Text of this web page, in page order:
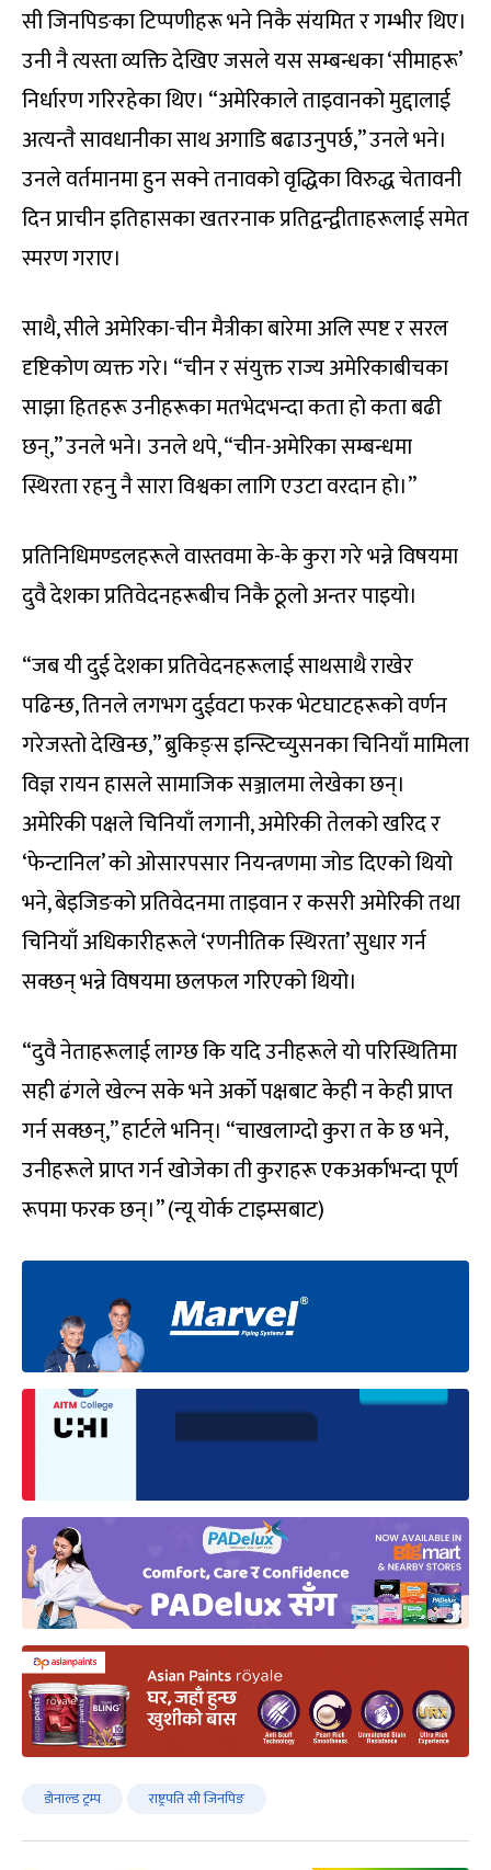
सी जिनपिङका टिप्पणीहरू भने निकै संयमित र गम्भीर थिए।
उनी नै त्यस्ता व्यक्ति देखिए जसले यस सम्बन्धका ‘सीमाहरू’
निर्धारण गरिरहेका थिए। “अमेरिकाले ताइवानको मुद्दालाई
अत्यन्तै सावधानीका साथ अगाडि बढाउनुपर्छ,” उनले भने।
उनले वर्तमानमा हुन सक्ने तनावको वृद्धिका विरुद्ध चेतावनी
दिन प्राचीन इतिहासका खतरनाक प्रतिद्वन्द्वीताहरूलाई समेत
स्मरण गराए।
साथै, सीले अमेरिका-चीन मैत्रीका बारेमा अलि स्पष्ट र सरल
दृष्टिकोण व्यक्त गरे। “चीन र संयुक्त राज्य अमेरिकाबीचका
साझा हितहरू उनीहरूका मतभेदभन्दा कता हो कता बढी
छन्,” उनले भने। उनले थपे, “चीन-अमेरिका सम्बन्धमा
स्थिरता रहनु नै सारा विश्वका लागि एउटा वरदान हो।”
प्रतिनिधिमण्डलहरूले वास्तवमा के-के कुरा गरे भन्ने विषयमा
दुवै देशका प्रतिवेदनहरूबीच निकै ठूलो अन्तर पाइयो।
“जब यी दुई देशका प्रतिवेदनहरूलाई साथसाथै राखेर
पढिन्छ, तिनले लगभग दुईवटा फरक भेटघाटहरूको वर्णन
गरेजस्तो देखिन्छ,” ब्रुकिङ्स इन्स्टिच्युसनका चिनियाँ मामिला
विज्ञ रायन हासले सामाजिक सञ्जालमा लेखेका छन्।
अमेरिकी पक्षले चिनियाँ लगानी, अमेरिकी तेलको खरिद र
‘फेन्टानिल’ को ओसारपसार नियन्त्रणमा जोड दिएको थियो
भने, बेइजिङको प्रतिवेदनमा ताइवान र कसरी अमेरिकी तथा
चिनियाँ अधिकारीहरूले ‘रणनीतिक स्थिरता’ सुधार गर्न
सक्छन् भन्ने विषयमा छलफल गरिएको थियो।
“दुवै नेताहरूलाई लाग्छ कि यदि उनीहरूले यो परिस्थितिमा
सही ढंगले खेल्न सके भने अर्को पक्षबाट केही न केही प्राप्त
गर्न सक्छन्,” हार्टले भनिन्। “चाखलाग्दो कुरा त के छ भने,
उनीहरूले प्राप्त गर्न खोजेका ती कुराहरू एकअर्काभन्दा पूर्ण
रूपमा फरक छन्।” (न्यू योर्क टाइम्सबाट)
डोनाल्ड ट्रम्प राष्ट्रपति सी जिनपिङ